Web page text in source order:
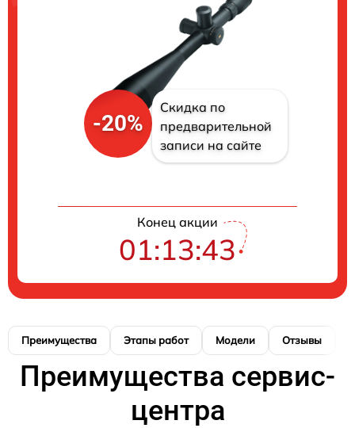
-20%
Скидка по
предварительной
записи на сайте
Конец акции
01:13:43
Преимущества Этапы работ Модели Отзывы
Преимущества сервис-
центра